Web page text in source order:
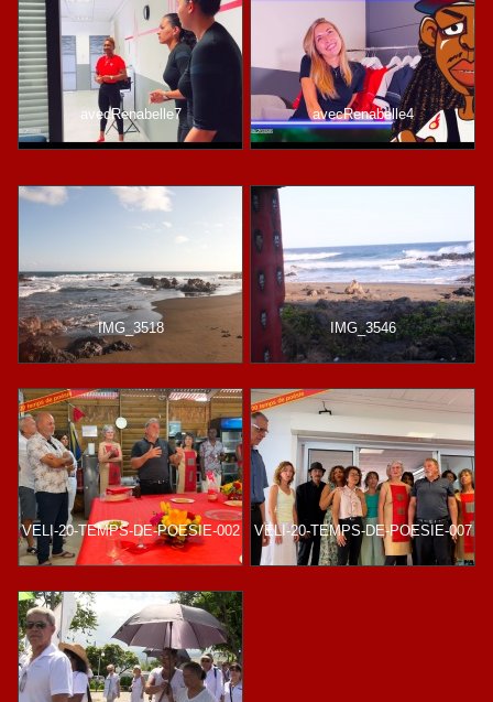
avecRenabelle7 avecRenabelle4
IMG_3518 IMG_3546
VELI-20-TEMPS-DE-POESIE-002 VELI-20-TEMPS-DE-POESIE-007